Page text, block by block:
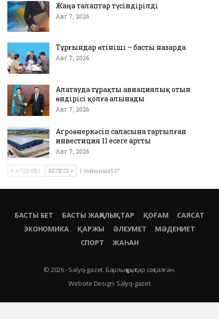
Жаңа талаптар түсіндірілді
Авг 7, 2026
Тұрғындар өтініші – басты назарда
Авг 7, 2026
Алатауда тұрақты авиациялық отын
өндірісі қолға алынады
Авг 7, 2026
Агроөнеркәсіп саласына тартылған
инвестиция 11 есеге артты
Авг 7, 2026
АЛДЫҢҒЫ КЕЛЕСІ 1 бойынша527
БАСТЫ БЕТ БАСТЫ ЖАҢАЛЫҚТАР ҚОҒАМ
САЯСАТ
ЭКОНОМИКА
ҚАРЖЫ ӘЛЕУМЕТ
МӘДЕНИЕТ
СПОРТ
ЖАҺАН
© 2026 - Salyq-gazet. Барлық құқықтар сақталған.
Website Design: Salyq-gazet